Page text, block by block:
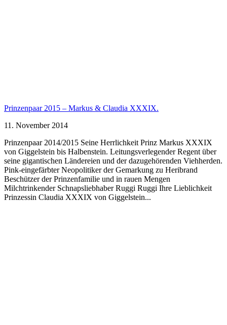
Prinzenpaar 2015 – Markus & Claudia XXXIX.
11. November 2014
Prinzenpaar 2014/2015 Seine Herrlichkeit Prinz Markus XXXIX
von Giggelstein bis Halbenstein. Leitungsverlegender Regent über
seine gigantischen Ländereien und der dazugehörenden Viehherden.
Pink-eingefärbter Neopolitiker der Gemarkung zu Heribrand
Beschützer der Prinzenfamilie und in rauen Mengen
Milchtrinkender Schnapsliebhaber Ruggi Ruggi Ihre Lieblichkeit
Prinzessin Claudia XXXIX von Giggelstein...